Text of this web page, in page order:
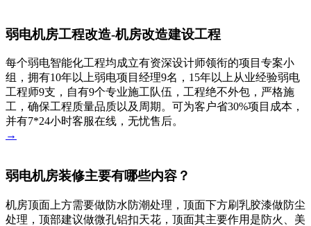
弱电机房工程改造-机房改造建设工程
每个弱电智能化工程均成立有资深设计师领衔的项目专案小
组，拥有10年以上弱电项目经理9名，15年以上从业经验弱电
工程师9支，自有9个专业施工队伍，工程绝不外包，严格施
工，确保工程质量品质以及周期。可为客户省30%项目成本，
并有7*24小时客服在线，无忧售后。
→
弱电机房装修主要有哪些内容？
机房顶面上方需要做防水防潮处理，顶面下方刷乳胶漆做防尘
处理，顶部建议做微孔铝扣天花，顶面其主要作用是防火、美